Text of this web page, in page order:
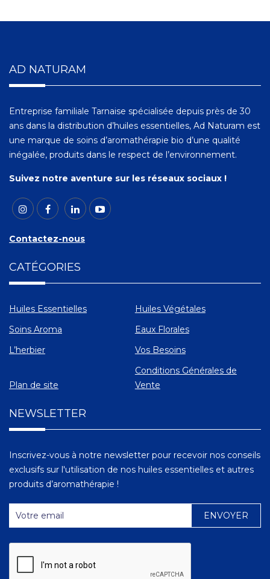
AD NATURAM
Entreprise familiale Tarnaise spécialisée depuis près de 30
ans dans la distribution d’huiles essentielles, Ad Naturam est
une marque de soins d’aromathérapie bio d’une qualité
inégalée, produits dans le respect de l’environnement.
Suivez notre aventure sur les réseaux sociaux !
Contactez-nous
CATÉGORIES
Huiles Essentielles
Huiles Végétales
Soins Aroma
Eaux Florales
L’herbier
Vos Besoins
Plan de site
Conditions Générales de
Vente
NEWSLETTER
Inscrivez-vous à notre newsletter pour recevoir nos conseils
exclusifs sur l'utilisation de nos huiles essentielles et autres
produits d’aromathérapie !